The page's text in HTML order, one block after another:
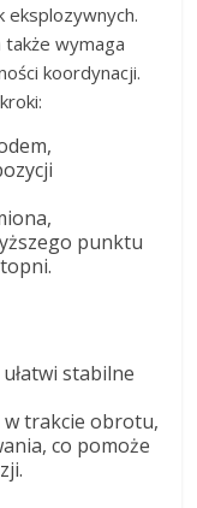
eksplozywnych.
także wymaga
koordynacji.
punktu
stabilne
w trakcie obrotu,
co pomoże